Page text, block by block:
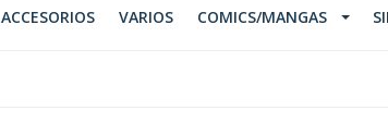
ACCESORIOS VARIOS COMICS/MANGAS